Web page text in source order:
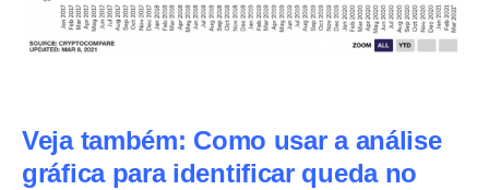
Veja também: Como usar a análise
gráfica para identificar queda no